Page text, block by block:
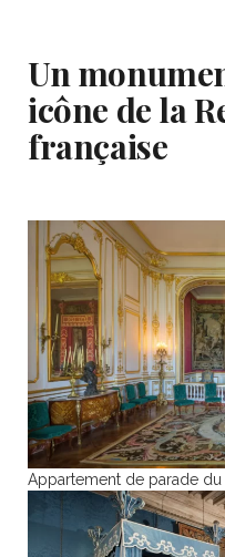
Un
icône de la
française
Appartement de parade